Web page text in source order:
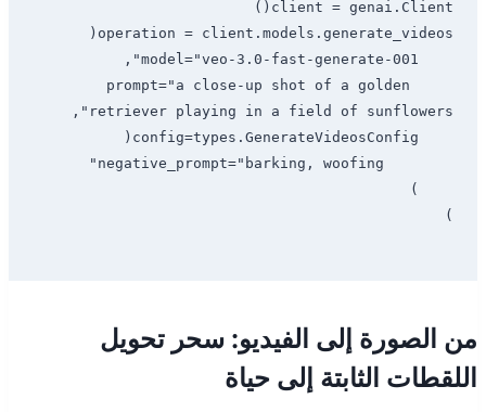
    prompt="a close-up shot of a golden
من الصورة إلى الفيديو: سحر تحويل
اللقطات الثابتة إلى حياة